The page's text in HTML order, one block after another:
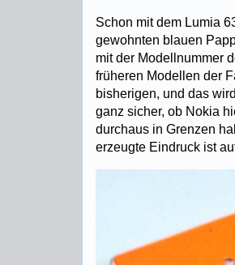
Schon mit dem Lumia
gewohnten blauen
mit der Modellnummer
früheren Modellen der
bisherigen, und das
ganz sicher, ob Nokia
durchaus in Grenzen
erzeugte Eindruck ist